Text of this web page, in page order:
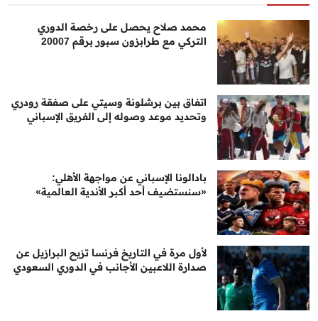
محمد صلاح يحصل على رخصة الدوري
التركي مع طرابزون سبور برقم 20007
اتفاق بين برشلونة وسيتي على صفقة رودري
وتحديد موعد وصوله إلى الفريق الإسباني
بادالونا الإسباني عن مواجهة الأهلي:
«سنستضيف أحد أكبر الأندية العالمية»
لأول مرة في التاريخ فرنسا تزيح البرازيل عن
صدارة اللاعبين الأجانب في الدوري السعودي